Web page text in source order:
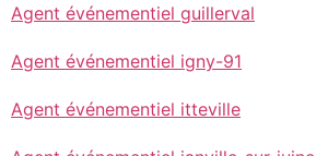
Agent événementiel guillerval
Agent événementiel igny-91
Agent événementiel itteville